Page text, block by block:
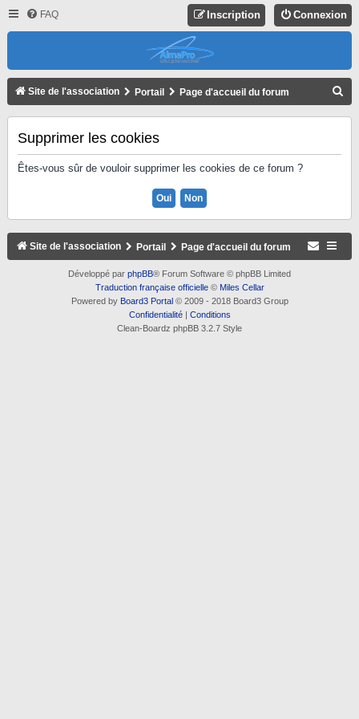
FAQ Connexion
Inscription
Site de l'association Portail Page d'accueil du forum
H
E
Supprimer les cookies
Êtes-vous sûr de vouloir supprimer les cookies de ce forum ?
Site de l'association Portail Page d'accueil du forum
Développé par phpBB® Forum Software © phpBB Limited
Traduction française officielle© Miles Cellar
Powered by Board3 Portal© 2009 - 2018 Board3 Group
Confidentialité| Conditions
Clean-Boardz phpBB 3.2.7 Style